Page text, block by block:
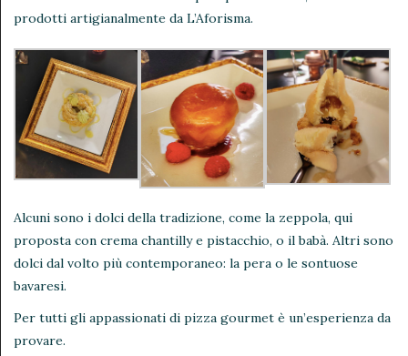
prodotti artigianalmente da L’Aforisma.
Alcuni sono i dolci della tradizione, come la zeppola, qui
proposta con crema chantilly e pistacchio, o il babà. Altri sono
dolci dal volto più contemporaneo: la pera o le sontuose
bavaresi.
Per tutti gli appassionati di pizza gourmet è un’esperienza da
provare.